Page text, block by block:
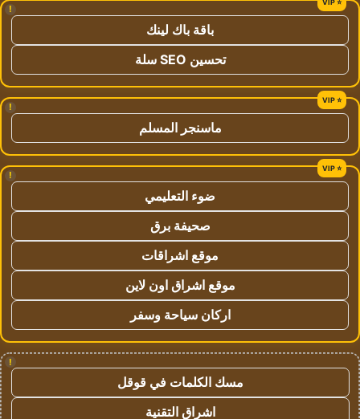
!
باقة باك لينك
تحسين SEO سلة
!
ماسنجر المسلم
!
ضوء التعليمي
صحيفة برق
موقع اشراقات
موقع اشراق اون لاين
اركان سياحة وسفر
!
مسك الكلمات في قوقل
اشراق التقنية